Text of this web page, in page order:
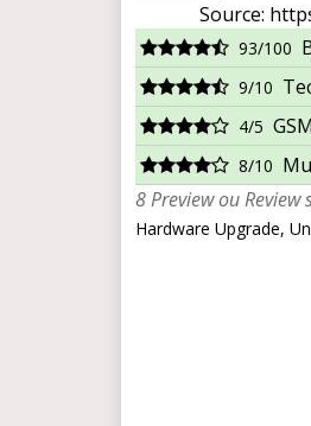
Source:
93/100
9/10
4/5
8/10
8 Preview ou Review
Hardware Upgrade,